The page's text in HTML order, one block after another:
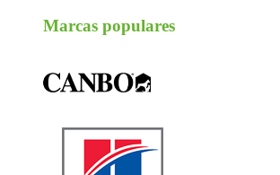
Marcas populares